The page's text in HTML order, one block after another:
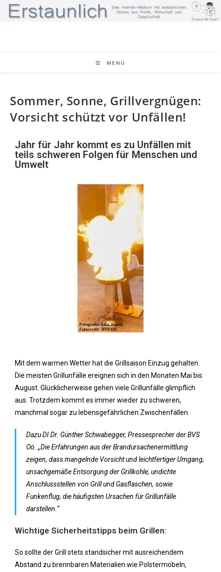
MENÜ
Sommer, Sonne, Grillvergnügen:
Vorsicht schützt vor Unfällen!
Jahr für Jahr kommt es zu Unfällen mit
teils schweren Folgen für Menschen und
Umwelt
Mit dem warmen Wetter hat die Grillsaison Einzug gehalten.
Die meisten Grillunfälle ereignen sich in den Monaten Mai bis
August. Glücklicherweise gehen viele Grillunfälle glimpflich
aus. Trotzdem kommt es immer wieder zu schweren,
manchmal sogar zu lebensgefährlichen Zwischenfällen.
Dazu DI Dr. Günther Schwabegger, Pressesprecher der BVS
Oö. „Die Erfahrungen aus der Brandursachenermittlung
zeigen, dass mangelnde Vorsicht und leichtfertiger Umgang,
unsachgemäße Entsorgung der Grillkohle, undichte
Anschlussstellen von Grill und Gasflaschen, sowie
Funkenflug, die häufigsten Ursachen für Grillunfälle
darstellen.“
Wichtige Sicherheitstipps beim Grillen:
So sollte der Grill stets standsicher mit ausreichendem
Abstand zu brennbaren Materialien wie Polstermöbeln,